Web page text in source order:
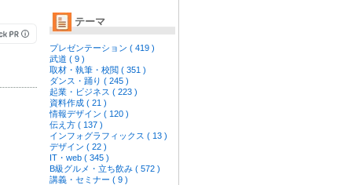
テーマ
プレゼンテーション ( 419 )
武道 ( 9 )
取材・執筆・校閲 ( 351 )
ダンス・踊り ( 245 )
起業・ビジネス ( 223 )
資料作成 ( 21 )
情報デザイン ( 120 )
伝え方 ( 137 )
インフォグラフィックス ( 13 )
デザイン ( 22 )
IT・web ( 345 )
B級グルメ・立ち飲み ( 572 )
講義・セミナー ( 9 )